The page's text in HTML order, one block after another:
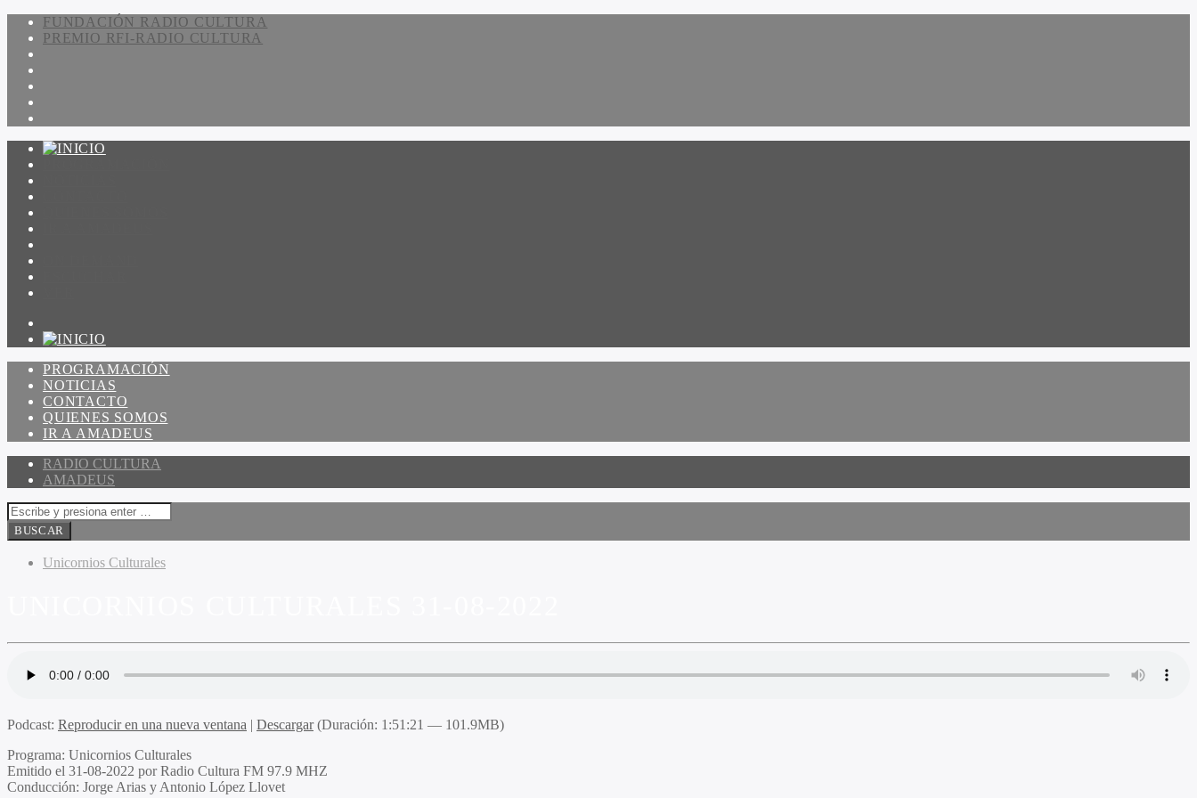
FUNDACIÓN RADIO CULTURA
PREMIO RFI-RADIO CULTURA
PROGRAMACIÓN
NOTICIAS
CONTACTO
QUIENES SOMOS
IR A AMADEUS
RADIO CULTURA
AMADEUS
Unicornios Culturales
Podcast: Reproducir en una nueva ventana | Descargar(Duración: 1:51:21 — 101.9MB)
Programa: Unicornios Culturales
Emitido el 31-08-2022 por Radio Cultura FM 97.9 MHZ
Conducción: Jorge Arias y Antonio López Llovet